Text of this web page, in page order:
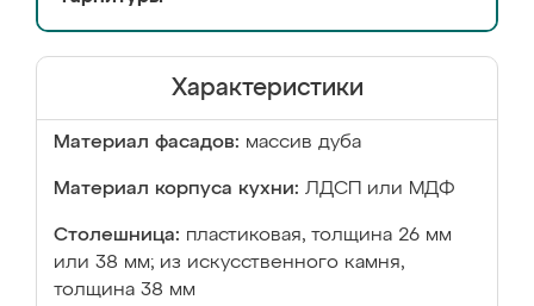
Характеристики
Материал фасадов: массив дуба
Материал корпуса кухни: ЛДСП или МДФ
Столешница: пластиковая, толщина 26 мм
или 38 мм; из искусственного камня,
толщина 38 мм